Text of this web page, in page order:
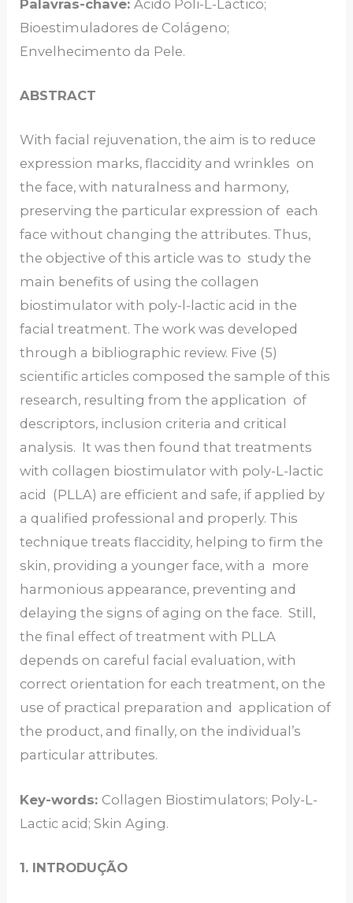
Palavras-chave:Ácido Poli-L-Láctico;
Bioestimuladores de Colágeno;
Envelhecimento da Pele.
ABSTRACT
With facial rejuvenation, the aim is to reduce
expression marks, flaccidity and wrinkles on
the face, with naturalness and harmony,
preserving the particular expression of each
face without changing the attributes. Thus,
the objective of this article was to study the
main benefits of using the collagen
biostimulator with poly-l-lactic acid in the
facial treatment. The work was developed
through a bibliographic review. Five (5)
scientific articles composed the sample of this
research, resulting from the application of
descriptors, inclusion criteria and critical
analysis. It was then found that treatments
with collagen biostimulator with poly-L-lactic
acid (PLLA) are efficient and safe, if applied by
a qualified professional and properly. This
technique treats flaccidity, helping to firm the
skin, providing a younger face, with a more
harmonious appearance, preventing and
delaying the signs of aging on the face. Still,
the final effect of treatment with PLLA
depends on careful facial evaluation, with
correct orientation for each treatment, on the
use of practical preparation and application of
the product, and finally, on the individual’s
particular attributes.
Key-words: Collagen Biostimulators; Poly-L-
Lactic acid; Skin Aging.
1. INTRODUÇÃO